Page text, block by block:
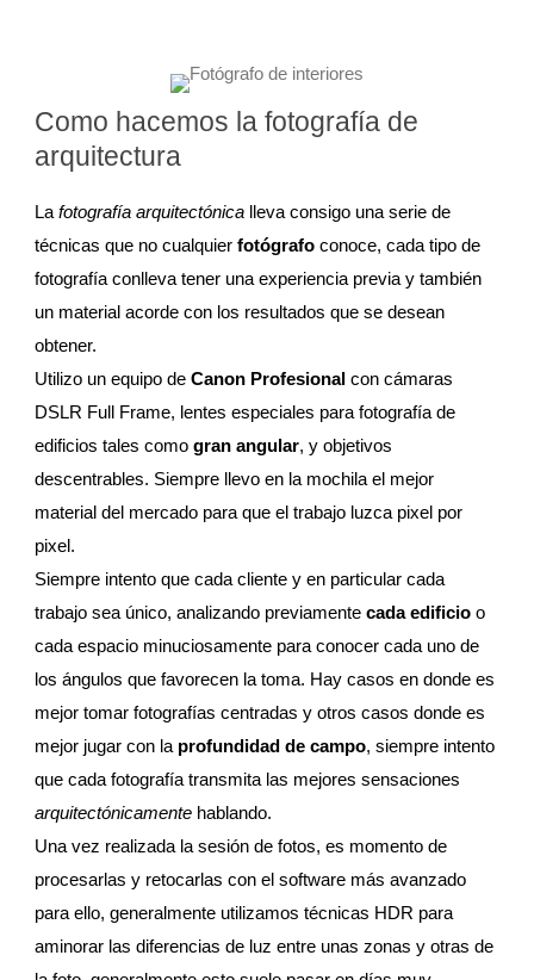
Como hacemos la fotografía de
arquitectura
La fotografía arquitectónica lleva consigo una serie de
técnicas que no cualquier fotógrafo conoce, cada tipo de
fotografía conlleva tener una experiencia previa y también
un material acorde con los resultados que se desean
obtener.
Utilizo un equipo de Canon Profesional con cámaras
DSLR Full Frame, lentes especiales para fotografía de
edificios tales como gran angular, y objetivos
descentrables. Siempre llevo en la mochila el mejor
material del mercado para que el trabajo luzca pixel por
pixel.
Siempre intento que cada cliente y en particular cada
trabajo sea único, analizando previamente cada edificio o
cada espacio minuciosamente para conocer cada uno de
los ángulos que favorecen la toma. Hay casos en donde es
mejor tomar fotografías centradas y otros casos donde es
mejor jugar con la profundidad de campo, siempre intento
que cada fotografía transmita las mejores sensaciones
arquitectónicamente hablando.
Una vez realizada la sesión de fotos, es momento de
procesarlas y retocarlas con el software más avanzado
para ello, generalmente utilizamos técnicas HDR para
aminorar las diferencias de luz entre unas zonas y otras de